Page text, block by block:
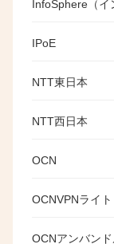
InfoSphere（イ
IPoE
NTT東日本
NTT西日本
OCN
OCNVPNライト
OCNアンバン